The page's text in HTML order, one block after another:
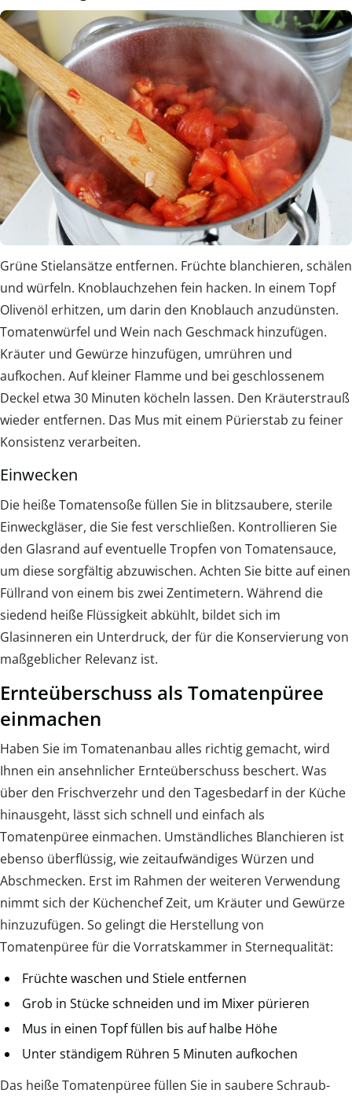
Grüne Stielansätze entfernen. Früchte blanchieren, schälen
und würfeln. Knoblauchzehen fein hacken. In einem Topf
Olivenöl erhitzen, um darin den Knoblauch anzudünsten.
Tomatenwürfel und Wein nach Geschmack hinzufügen.
Kräuter und Gewürze hinzufügen, umrühren und
aufkochen. Auf kleiner Flamme und bei geschlossenem
Deckel etwa 30 Minuten köcheln lassen. Den Kräuterstrauß
wieder entfernen. Das Mus mit einem Pürierstab zu feiner
Konsistenz verarbeiten.
Einwecken
Die heiße Tomatensoße füllen Sie in blitzsaubere, sterile
Einweckgläser, die Sie fest verschließen. Kontrollieren Sie
den Glasrand auf eventuelle Tropfen von Tomatensauce,
um diese sorgfältig abzuwischen. Achten Sie bitte auf einen
Füllrand von einem bis zwei Zentimetern. Während die
siedend heiße Flüssigkeit abkühlt, bildet sich im
Glasinneren ein Unterdruck, der für die Konservierung von
maßgeblicher Relevanz ist.
Ernteüberschuss als Tomatenpüree
einmachen
Haben Sie im Tomatenanbau alles richtig gemacht, wird
Ihnen ein ansehnlicher Ernteüberschuss beschert. Was
über den Frischverzehr und den Tagesbedarf in der Küche
hinausgeht, lässt sich schnell und einfach als
Tomatenpüree einmachen. Umständliches Blanchieren ist
ebenso überflüssig, wie zeitaufwändiges Würzen und
Abschmecken. Erst im Rahmen der weiteren Verwendung
nimmt sich der Küchenchef Zeit, um Kräuter und Gewürze
hinzuzufügen. So gelingt die Herstellung von
Tomatenpüree für die Vorratskammer in Sternequalität:
Früchte waschen und Stiele entfernen
Grob in Stücke schneiden und im Mixer pürieren
Mus in einen Topf füllen bis auf halbe Höhe
Unter ständigem Rühren 5 Minuten aufkochen
Das heiße Tomatenpüree füllen Sie in saubere Schraub-